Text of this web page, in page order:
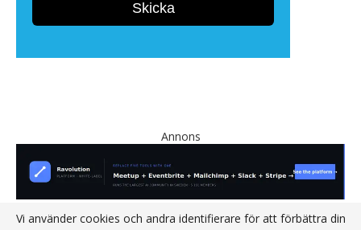
Annons
Vi använder cookies och andra identifierare för att förbättra din